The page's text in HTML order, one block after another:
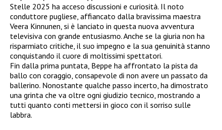
Stelle 2025 ha acceso discussioni e curiosità. Il noto
conduttore pugliese, affiancato dalla bravissima maestra
Veera Kinnunen, si è lanciato in questa nuova avventura
televisiva con grande entusiasmo. Anche se la giuria non ha
risparmiato critiche, il suo impegno e la sua genuinità stanno
conquistando il cuore di moltissimi spettatori.
Fin dalla prima puntata, Beppe ha affrontato la pista da
ballo con coraggio, consapevole di non avere un passato da
ballerino. Nonostante qualche passo incerto, ha dimostrato
una grinta che va oltre ogni giudizio tecnico, mostrando a
tutti quanto conti mettersi in gioco con il sorriso sulle
labbra.